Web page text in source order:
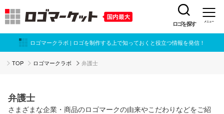
ロゴを探す メニュー
ロゴマークラボ | ロゴを制作する上で知っておくと役立つ情報を発信！
TOP ロゴマークラボ 弁護士
弁護士
さまざまな企業・商品のロゴマークの由来やこだわりなどをご紹